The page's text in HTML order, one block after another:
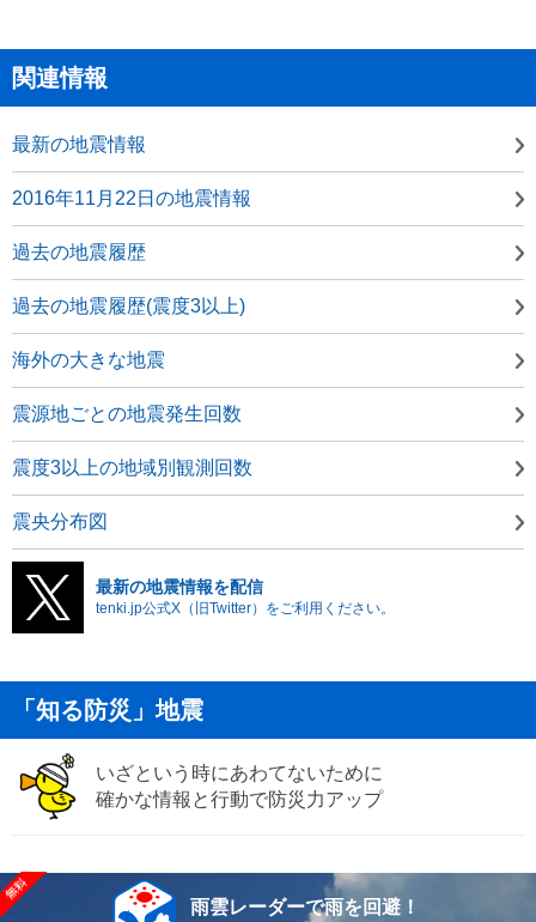
関連情報
最新の地震情報
2016年11月22日の地震情報
過去の地震履歴
過去の地震履歴(震度3以上)
海外の大きな地震
震源地ごとの地震発生回数
震度3以上の地域別観測回数
震央分布図
最新の地震情報を配信
tenki.jp公式X（旧Twitter）をご利用ください。
「知る防災」地震
いざという時にあわてないために
確かな情報と行動で防災力アップ
雨雲レーダーで雨を回避！